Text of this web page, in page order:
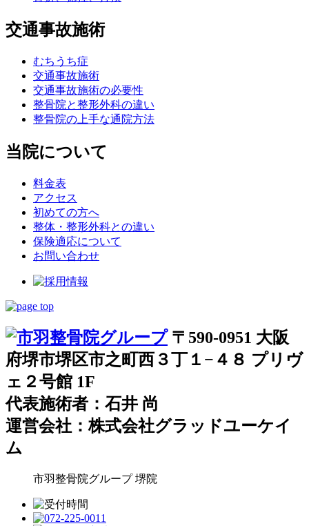
交通事故施術
むちうち症
交通事故施術
交通事故施術の必要性
整骨院と整形外科の違い
整骨院の上手な通院方法
当院について
料金表
アクセス
初めての方へ
整体・整形外科との違い
保険適応について
お問い合わせ
〒590-0951 大阪
府堺市堺区市之町西３丁１−４８ プリヴ
ェ２号館 1F
代表施術者：石井 尚
運営会社：株式会社グラッドユーケイ
ム
市羽整骨院グループ堺院